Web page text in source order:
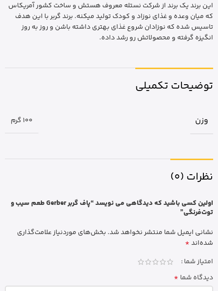
این برند یک برند از شرکت نستله معروف هستش و ساخت کشور آمریکاس
که میان وعده و غذای نوزاد و کودک تولید میکنه. برند گربر با این هدف
تاسیس شده که نوزادان شروع غذای بهتری داشته باشن و روز به روز
انگیزه گرفته و محصولاتش رو رشد داده.
توضیحات تکمیلی
وزن 100 گرم
نظرات (0)
اولین کسی باشید که دیدگاهی می نویسد “پاف گربر Gerber طعم سیب و
توت‌فرنگی”
نشانی ایمیل شما منتشر نخواهد شد. بخش‌های موردنیاز علامت‌گذاری
شده‌اند*
امتیاز شما
دیدگاه شما *